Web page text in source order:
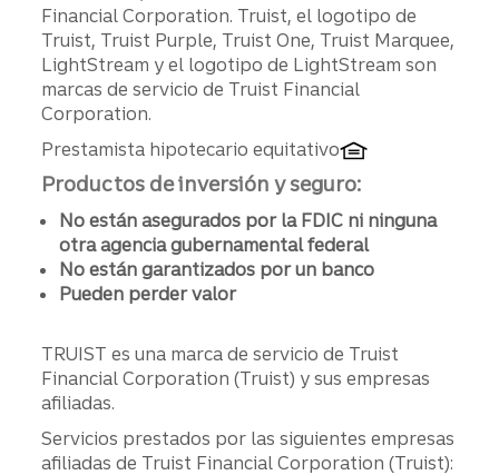
Financial Corporation. Truist, el logotipo de
Truist, Truist Purple, Truist One, Truist Marquee,
LightStream y el logotipo de LightStream son
marcas de servicio de Truist Financial
Corporation.
Prestamista hipotecario equitativo
Productos de inversión y seguro:
No están asegurados por la FDIC ni ninguna
otra agencia gubernamental federal
No están garantizados por un banco
Pueden perder valor
TRUIST es una marca de servicio de Truist
Financial Corporation (Truist) y sus empresas
afiliadas.
Servicios prestados por las siguientes empresas
afiliadas de Truist Financial Corporation (Truist):